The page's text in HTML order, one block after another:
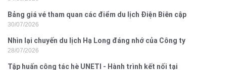
Bảng giá vé tham quan các điểm du lịch Điện Biên cập
nhật 2026
30/07/2026
Nhìn lại chuyến du lịch Hạ Long đáng nhớ của Công ty
Tân Hưng 2026
28/07/2026
Tập huấn công tác hè UNETI - Hành trình kết nối tại